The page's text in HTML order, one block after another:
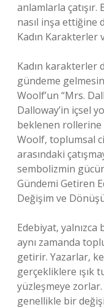
anlamlarla çatışır.
nasıl inşa
Kadın Karakterler
Kadın karakterler
gündeme
Woolf’un “Mrs.
Dalloway’in içsel
beklenen rollerine
Woolf, toplumsal
arasındaki
sembolizmin
Gündemi Getiren
Değişim ve
Edebiyat,
aynı zamanda
getirir. Yazarlar,
gerçekliklere ışık
yüzleşmeye
genellikle bir